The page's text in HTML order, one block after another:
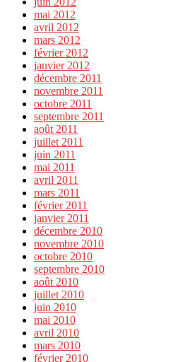
mai 2012
avril 2012
mars 2012
février 2012
janvier 2012
décembre 2011
novembre 2011
octobre 2011
septembre 2011
août 2011
juillet 2011
juin 2011
mai 2011
avril 2011
mars 2011
février 2011
janvier 2011
décembre 2010
novembre 2010
octobre 2010
septembre 2010
août 2010
juillet 2010
juin 2010
mai 2010
avril 2010
mars 2010
février 2010